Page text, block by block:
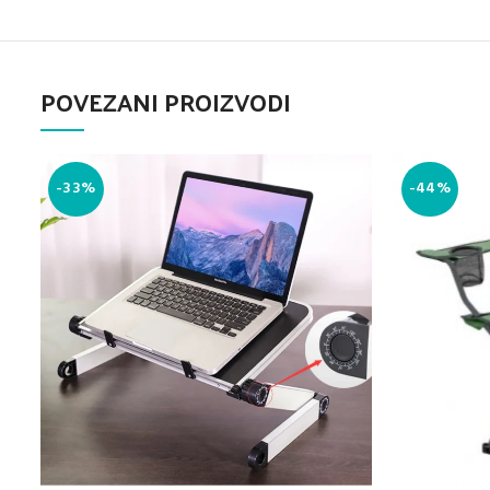
POVEZANI PROIZVODI
-33% -44%